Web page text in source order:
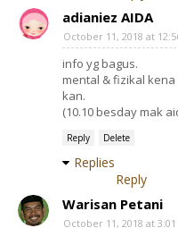
adianiez AIDA
October 11, 2018 at
info yg bagus.
mental & fizikal
kan.
(10.10 besday mak
Reply Delete
Replies
Reply
Warisan Petani
October 11, 2018 at 3:01